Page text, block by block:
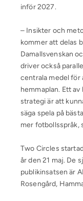
inför 2027.
– Insikter och
kommer att delas
Damallsvenskan
driver också
centrala medel för
hemmaplan. Ett
strategi är att
säga spela på
mer fotbollsspråk,
Two Circles
år den 21 maj. De
publikinsatsen är
Rosengård,